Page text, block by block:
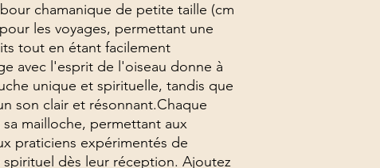
chamanique de petite taille (cm
les voyages, permettant une
tout en étant facilement
avec l'esprit de l'oiseau donne à
unique et spirituelle, tandis que
son clair et résonnant.Chaque
mailloche, permettant aux
praticiens expérimentés de
dès leur réception. Ajoutez